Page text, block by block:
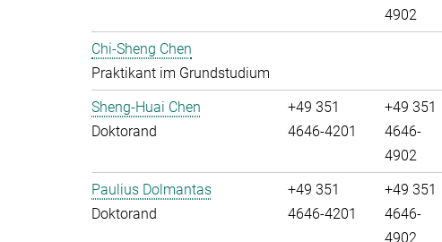
4902
Chi-Sheng Chen
Praktikant im Grundstudium
Sheng-Huai Chen
Doktorand
+49 351
4646-4201
+49 351
4646-
4902
Paulius Dolmantas
Doktorand
+49 351
4646-4201
+49 351
4646-
4902